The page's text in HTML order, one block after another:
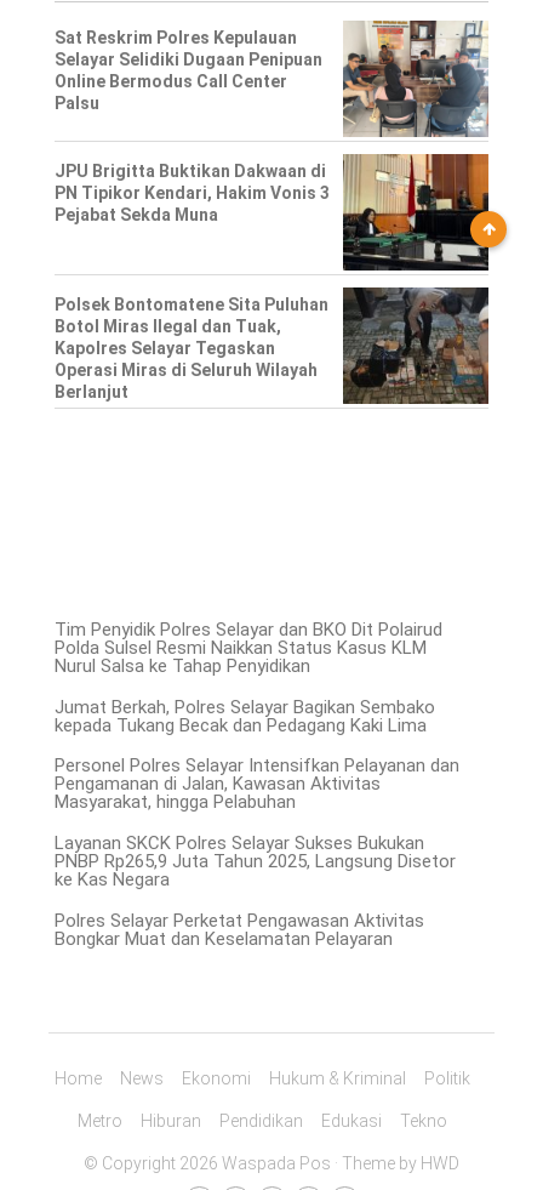
Sat Reskrim Polres Kepulauan
Selayar Selidiki Dugaan Penipuan
Online Bermodus Call Center
Palsu
JPU Brigitta Buktikan Dakwaan di
PN Tipikor Kendari, Hakim Vonis 3
Pejabat Sekda Muna
Polsek Bontomatene Sita Puluhan
Botol Miras Ilegal dan Tuak,
Kapolres Selayar Tegaskan
Operasi Miras di Seluruh Wilayah
Berlanjut
Tim Penyidik Polres Selayar dan BKO Dit Polairud
Polda Sulsel Resmi Naikkan Status Kasus KLM
Nurul Salsa ke Tahap Penyidikan
Jumat Berkah, Polres Selayar Bagikan Sembako
kepada Tukang Becak dan Pedagang Kaki Lima
Personel Polres Selayar Intensifkan Pelayanan dan
Pengamanan di Jalan, Kawasan Aktivitas
Masyarakat, hingga Pelabuhan
Layanan SKCK Polres Selayar Sukses Bukukan
PNBP Rp265,9 Juta Tahun 2025, Langsung Disetor
ke Kas Negara
Polres Selayar Perketat Pengawasan Aktivitas
Bongkar Muat dan Keselamatan Pelayaran
Home News Ekonomi Hukum & Kriminal Politik
Metro Hiburan Pendidikan Edukasi Tekno
© Copyright 2026 Waspada Pos · Theme by HWD